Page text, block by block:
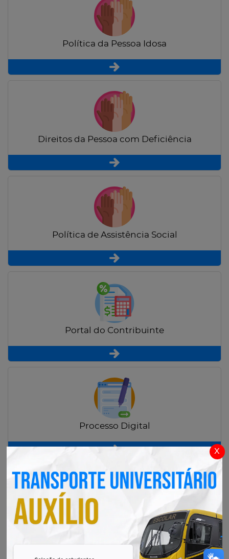
x
Política da Pessoa Idosa
Direitos da Pessoa com Deficiência
Política de Assistência Social
Portal do Contribuinte
Processo Digital
Radar Transparência Pública